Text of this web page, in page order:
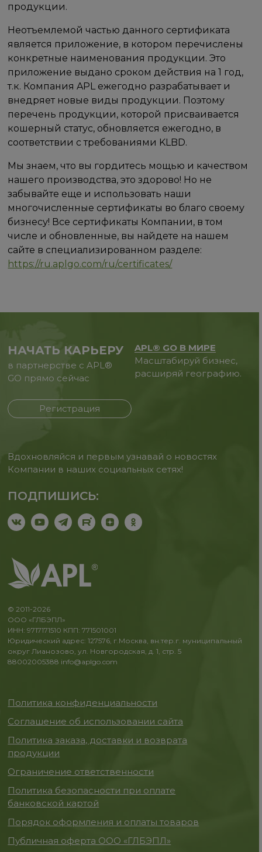
продукции.
Неотъемлемой частью данного сертификата
является приложение, в котором перечислены
конкретные наименования продукции. Это
приложение выдано сроком действия на 1 год,
т.к. Компания APL ежегодно разрабатывает и
внедряет новые виды продукции. Поэтому
перечень продукции, которой присваивается
кошерный статус, обновляется ежегодно, в
соответствии с требованиями KLBD.
Мы знаем, что вы гордитесь мощью и качеством
нашего производства, это здорово! Но не
забывайте еще и использовать наши
многочисленные сертификаты во благо своему
бизнесу! Все сертификаты Компании, в том
числе и обновленные, вы найдете на нашем
сайте в специализированном разделе:
https://ru.aplgo.com/ru/certificates/
НАЧАТЬ КАРЬЕРУ
в партнерстве с APL®
GO прямо сейчас
Регистрация
APL® GO В МИРЕ
Масштабируй бизнес,
расширяй географию.
Вдохновляйся и первым узнавай о новостях
Компании в наших социальных сетях!
ПОДПИШИСЬ:
© 2011-2026
ООО «ГЛБЭПЛ»
ИНН: 9717171510 КПП: 771501001
Юридический адрес: 127576, г.Москва, вн.тер.г. муниципальный
округ Лианозово, ул. Новгородская, д. 1, стр. 5
88002005388 info@aplgo.com
Политика конфиденциальности
Соглашение об использовании сайта
Политика заказа, доставки и возврата
продукции
Ограничение ответственности
Политика безопасности при оплате
банковской картой
Порядок оформления и оплаты товаров
Публичная оферта ООО «ГЛБЭПЛ»